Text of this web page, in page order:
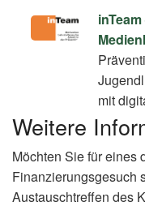
mit
Weitere
Möchten Sie für eines
Finanzierungsgesuch
Austauschtreffen des